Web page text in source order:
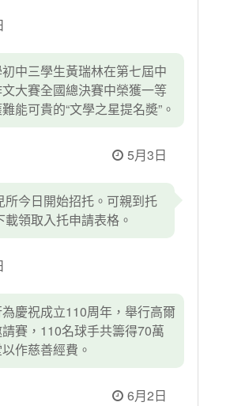
中三學生黃瑞林在第七屆中
大賽全國總決賽中榮獲一等
能可貴的“文學之星提名奬”。
5月3日
所今日開始招托。可親到托
載領取入托申請表格。
慶祝成立110周年，舉行高爾
賽，110名球手共籌得70萬
作慈善經費。
6月2日